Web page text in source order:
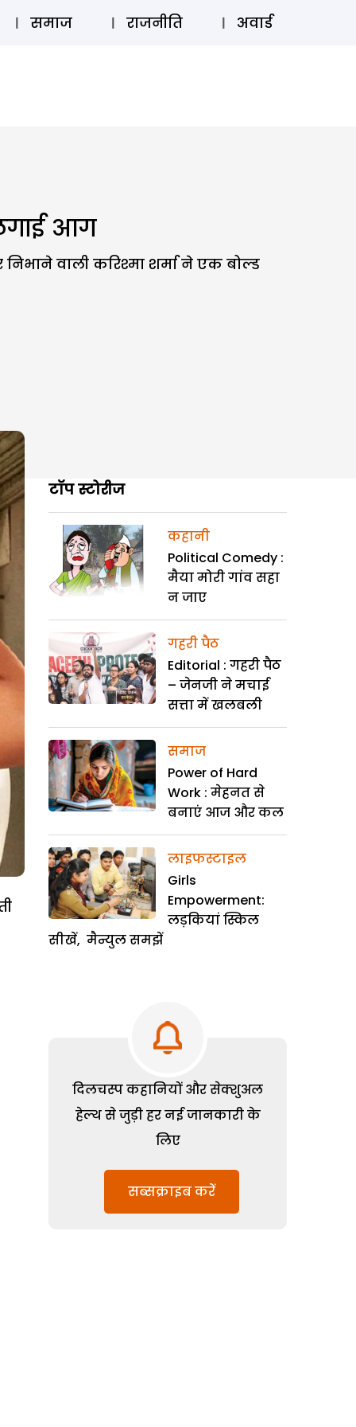
लॉग इन ⚲ SUBSCRIBE
समाज राजनीति अवार्ड
आग
निभाने वाली करिश्मा शर्मा ने एक बोल्ड
टॉप स्टोरीज
कहानी
Political Comedy :
मैया मोरी गांव सहा
न जाए
गहरी पैठ
Editorial : गहरी पैठ
– जेनजी ने मचाई
सत्ता में खलबली
समाज
Power of Hard
Work : मेहनत से
बनाएं आज और कल
लाइफस्टाइल
Girls
Empowerment:
लड़कियां स्किल
सीखें, मैन्युल समझें
दिलचस्प कहानियों और सेक्शुअल
हेल्थ से जुड़ी हर नई जानकारी के
लिए
सब्सक्राइब करें